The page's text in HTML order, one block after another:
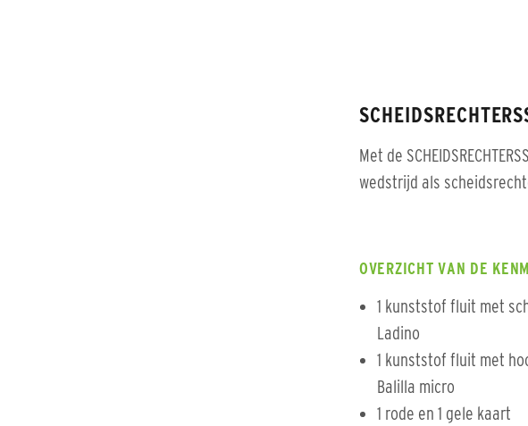
Met de
wedstrijd als
OVERZICHT VAN DE
1 kunststof fluit met
Ladino
1 kunststof fluit met
Balilla micro
1 rode en 1 gele kaart